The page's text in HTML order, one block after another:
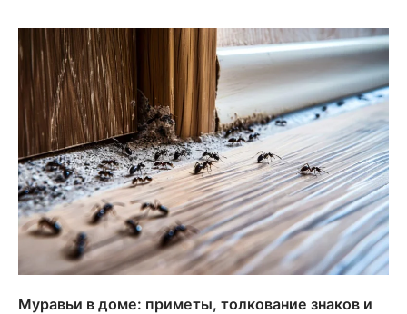
Муравьи в доме: приметы, толкование знаков и